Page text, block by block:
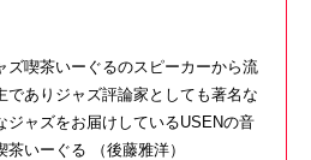
ズ喫茶いーぐるのスピーカーから流
でありジャズ評論家としても著名な
ジャズをお届けしているUSENの音
いーぐる （後藤雅洋）